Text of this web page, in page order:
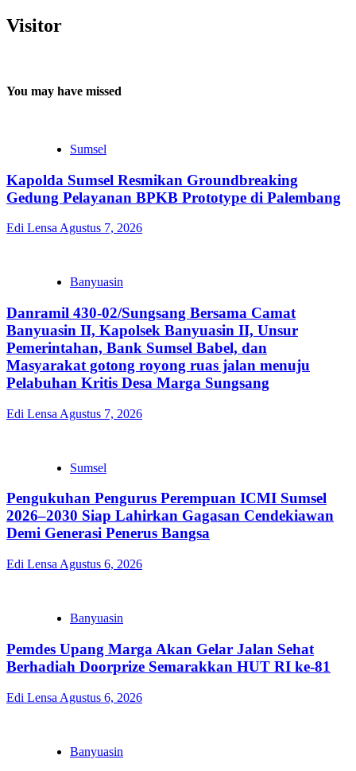
Visitor
You may have missed
Sumsel
Kapolda Sumsel Resmikan Groundbreaking
Gedung Pelayanan BPKB Prototype di Palembang
Edi Lensa Agustus 7, 2026
Banyuasin
Danramil 430-02/Sungsang Bersama Camat
Banyuasin II, Kapolsek Banyuasin II, Unsur
Pemerintahan, Bank Sumsel Babel, dan
Masyarakat gotong royong ruas jalan menuju
Pelabuhan Kritis Desa Marga Sungsang
Edi Lensa Agustus 7, 2026
Sumsel
Pengukuhan Pengurus Perempuan ICMI Sumsel
2026–2030 Siap Lahirkan Gagasan Cendekiawan
Demi Generasi Penerus Bangsa
Edi Lensa Agustus 6, 2026
Banyuasin
Pemdes Upang Marga Akan Gelar Jalan Sehat
Berhadiah Doorprize Semarakkan HUT RI ke-81
Edi Lensa Agustus 6, 2026
Banyuasin